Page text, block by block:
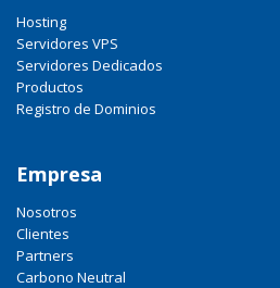
Hosting
Servidores VPS
Servidores Dedicados
Productos
Registro de Dominios
Empresa
Nosotros
Clientes
Partners
Carbono Neutral